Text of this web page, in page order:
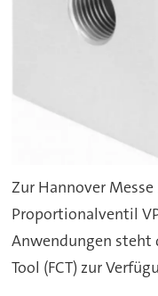
Zur Hannover
Proportionalventil
Anwendungen steht
Tool (FCT) zur